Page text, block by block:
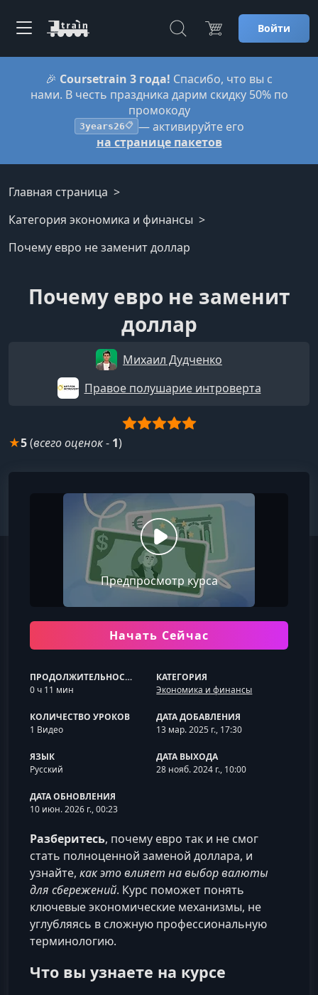
Войти
🎉 Coursetrain 3 года! Спасибо, что вы с
нами. В честь праздника дарим скидку 50% по
промокоду
3years26📋 — активируйте его
на странице пакетов
Главная страница
Категория экономика и финансы
Почему евро не заменит доллар
Почему евро не заменит
доллар
Михаил Дудченко
Правое полушарие интроверта
★5(всего оценок- 1)
Предпросмотр курса
Начать Сейчас
ПРОДОЛЖИТЕЛЬНОСТЬ
0 ч 11 мин
КАТЕГОРИЯ
Экономика и финансы
КОЛИЧЕСТВО УРОКОВ
1 Видео
ДАТА ДОБАВЛЕНИЯ
13 мар. 2025 г., 17:30
ЯЗЫК
Русский
ДАТА ВЫХОДА
28 нояб. 2024 г., 10:00
ДАТА ОБНОВЛЕНИЯ
10 июн. 2026 г., 00:23
Разберитесь, почему евро так и не смог
стать полноценной заменой доллара, и
узнайте, как это влияет на выбор валюты
для сбережений. Курс поможет понять
ключевые экономические механизмы, не
углубляясь в сложную профессиональную
терминологию.
Что вы узнаете на курсе